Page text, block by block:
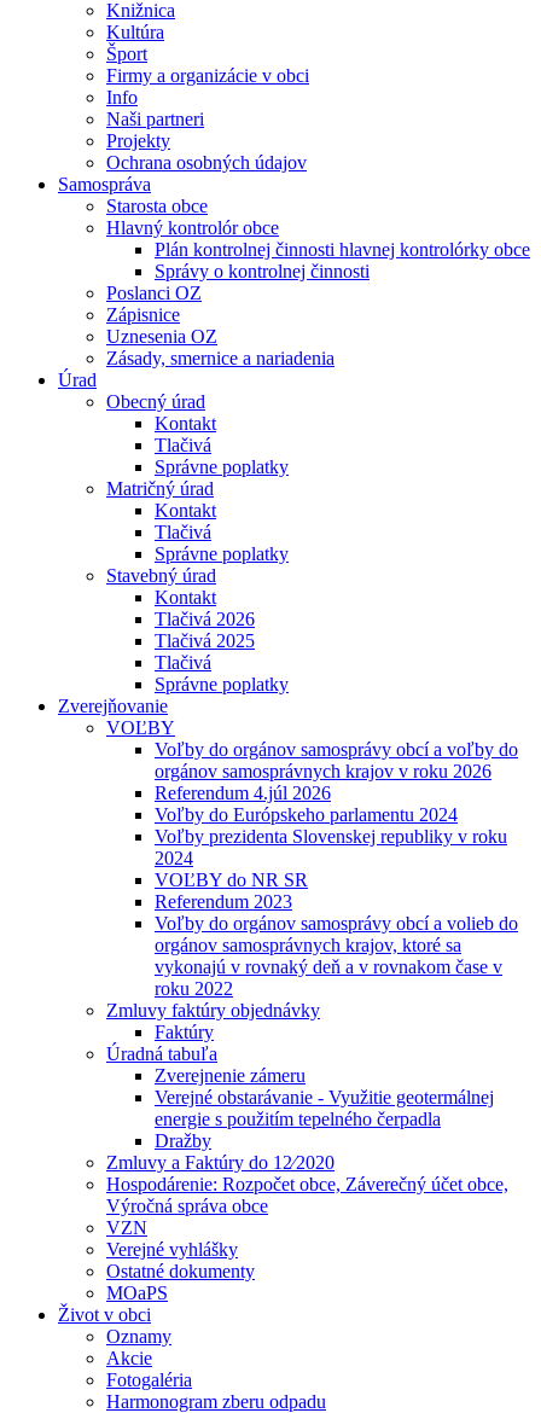
Knižnica
Kultúra
Šport
Firmy a organizácie v obci
Info
Naši partneri
Projekty
Ochrana osobných údajov
Samospráva
Starosta obce
Hlavný kontrolór obce
Plán kontrolnej činnosti hlavnej kontrolórky obce
Správy o kontrolnej činnosti
Poslanci OZ
Zápisnice
Uznesenia OZ
Zásady, smernice a nariadenia
Úrad
Obecný úrad
Kontakt
Tlačivá
Správne poplatky
Matričný úrad
Kontakt
Tlačivá
Správne poplatky
Stavebný úrad
Kontakt
Tlačivá 2026
Tlačivá 2025
Tlačivá
Správne poplatky
Zverejňovanie
VOĽBY
Voľby do orgánov samosprávy obcí a voľby do
orgánov samosprávnych krajov v roku 2026
Referendum 4.júl 2026
Voľby do Európskeho parlamentu 2024
Voľby prezidenta Slovenskej republiky v roku
2024
VOĽBY do NR SR
Referendum 2023
Voľby do orgánov samosprávy obcí a volieb do
orgánov samosprávnych krajov, ktoré sa
vykonajú v rovnaký deň a v rovnakom čase v
roku 2022
Zmluvy faktúry objednávky
Faktúry
Úradná tabuľa
Zverejnenie zámeru
Verejné obstarávanie - Využitie geotermálnej
energie s použitím tepelného čerpadla
Dražby
Zmluvy a Faktúry do 12⁄2020
Hospodárenie: Rozpočet obce, Záverečný účet obce,
Výročná správa obce
VZN
Verejné vyhlášky
Ostatné dokumenty
MOaPS
Život v obci
Oznamy
Akcie
Fotogaléria
Harmonogram zberu odpadu